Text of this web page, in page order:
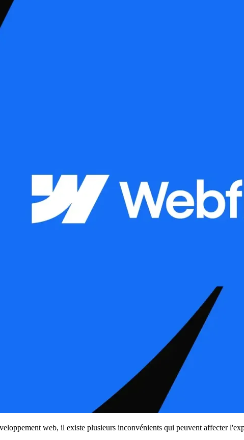
web, il existe plusieurs inconvénients qui peuvent affecter